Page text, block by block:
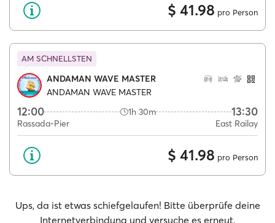
$ 41.98 pro Person
AM SCHNELLSTEN
ANDAMAN WAVE MASTER
ANDAMAN WAVE MASTER
12:00 1h 30m 13:30
Rassada-Pier East Railay
$ 41.98 pro Person
Ups, da ist etwas schiefgelaufen! Bitte überprüfe deine
Internetverbindung und versuche es erneut.